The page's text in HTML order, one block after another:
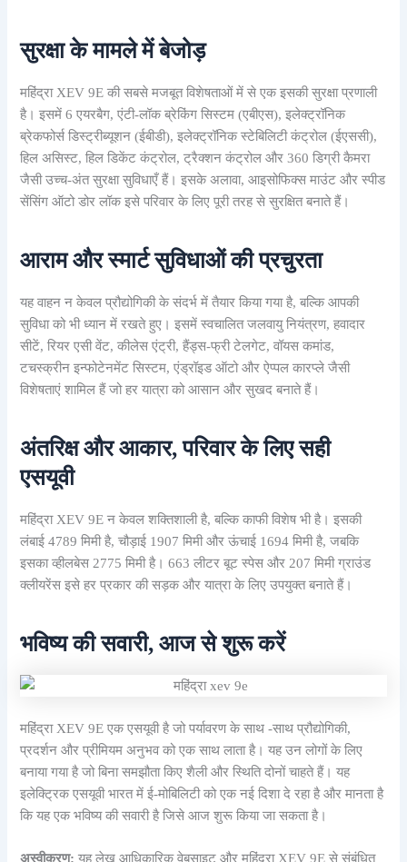
सुरक्षा के मामले में बेजोड़
महिंद्रा XEV 9E की सबसे मजबूत विशेषताओं में से एक इसकी सुरक्षा प्रणाली
है। इसमें 6 एयरबैग, एंटी-लॉक ब्रेकिंग सिस्टम (एबीएस), इलेक्ट्रॉनिक
ब्रेकफोर्स डिस्ट्रीब्यूशन (ईबीडी), इलेक्ट्रॉनिक स्टेबिलिटी कंट्रोल (ईएससी),
हिल असिस्ट, हिल डिकेंट कंट्रोल, ट्रैक्शन कंट्रोल और 360 डिग्री कैमरा
जैसी उच्च-अंत सुरक्षा सुविधाएँ हैं। इसके अलावा, आइसोफिक्स माउंट और स्पीड
सेंसिंग ऑटो डोर लॉक इसे परिवार के लिए पूरी तरह से सुरक्षित बनाते हैं।
आराम और स्मार्ट सुविधाओं की प्रचुरता
यह वाहन न केवल प्रौद्योगिकी के संदर्भ में तैयार किया गया है, बल्कि आपकी
सुविधा को भी ध्यान में रखते हुए। इसमें स्वचालित जलवायु नियंत्रण, हवादार
सीटें, रियर एसी वेंट, कीलेस एंट्री, हैंड्स-फ्री टेलगेट, वॉयस कमांड,
टचस्क्रीन इन्फोटेनमेंट सिस्टम, एंड्रॉइड ऑटो और ऐप्पल कारप्ले जैसी
विशेषताएं शामिल हैं जो हर यात्रा को आसान और सुखद बनाते हैं।
अंतरिक्ष और आकार, परिवार के लिए सही
एसयूवी
महिंद्रा XEV 9E न केवल शक्तिशाली है, बल्कि काफी विशेष भी है। इसकी
लंबाई 4789 मिमी है, चौड़ाई 1907 मिमी और ऊंचाई 1694 मिमी है, जबकि
इसका व्हीलबेस 2775 मिमी है। 663 लीटर बूट स्पेस और 207 मिमी ग्राउंड
क्लीयरेंस इसे हर प्रकार की सड़क और यात्रा के लिए उपयुक्त बनाते हैं।
भविष्य की सवारी, आज से शुरू करें
महिंद्रा XEV 9E एक एसयूवी है जो पर्यावरण के साथ -साथ प्रौद्योगिकी,
प्रदर्शन और प्रीमियम अनुभव को एक साथ लाता है। यह उन लोगों के लिए
बनाया गया है जो बिना समझौता किए शैली और स्थिति दोनों चाहते हैं। यह
इलेक्ट्रिक एसयूवी भारत में ई-मोबिलिटी को एक नई दिशा दे रहा है और मानता है
कि यह एक भविष्य की सवारी है जिसे आज शुरू किया जा सकता है।
अस्वीकरण:यह लेख आधिकारिक वेबसाइट और महिंद्रा XEV 9E से संबंधित